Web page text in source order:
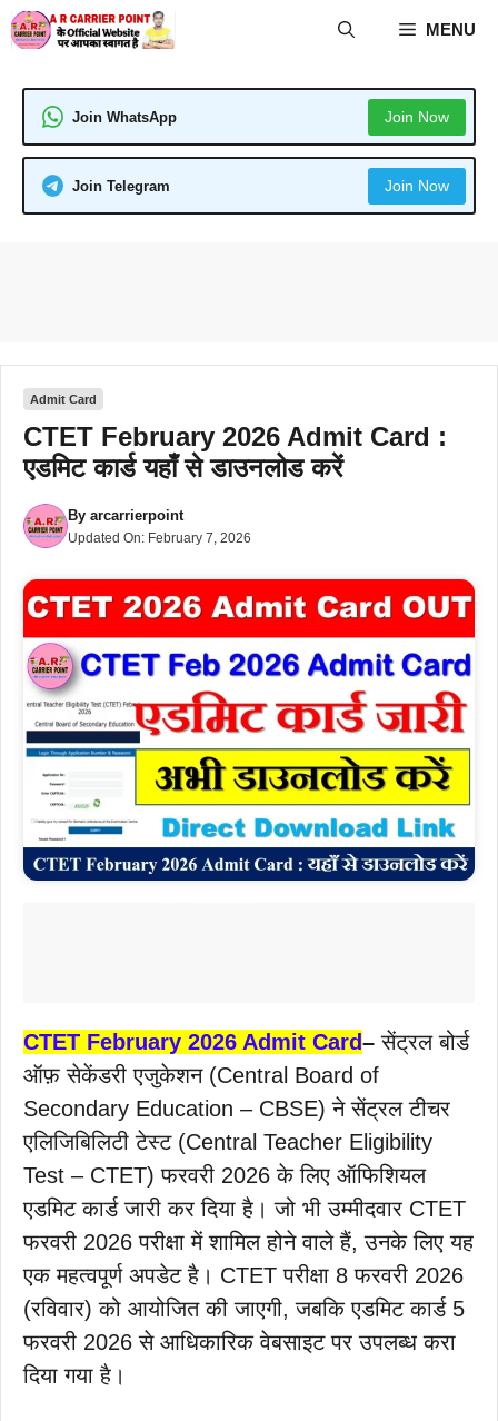
Skip
to
MENU
Join WhatsApp Join Now
Join Telegram Join Now
Admit Card
CTET February 2026 Admit Card :
एडमिट कार्ड यहाँ से डाउनलोड करें
By arcarrierpoint
Updated On: February 7, 2026
CTET February 2026 Admit Card–सेंट्रल बोर्ड
ऑफ़ सेकेंडरी एजुकेशन (Central Board of
Secondary Education – CBSE) ने सेंट्रल टीचर
एलिजिबिलिटी टेस्ट (Central Teacher Eligibility
Test – CTET) फरवरी 2026 के लिए ऑफिशियल
एडमिट कार्ड जारी कर दिया है। जो भी उम्मीदवार CTET
फरवरी 2026 परीक्षा में शामिल होने वाले हैं, उनके लिए यह
एक महत्वपूर्ण अपडेट है। CTET परीक्षा 8 फरवरी 2026
(रविवार) को आयोजित की जाएगी, जबकि एडमिट कार्ड 5
फरवरी 2026 से आधिकारिक वेबसाइट पर उपलब्ध करा
दिया गया है।